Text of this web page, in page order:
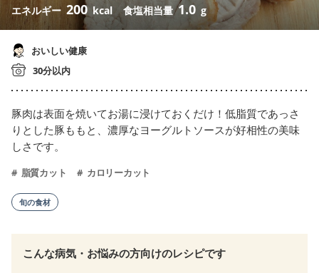
エネルギー 200 kcal 食塩相当量1.0 g
おいしい健康
30分以内
豚肉は表面を焼いてお湯に浸けておくだけ！低脂質であっさ
りとした豚ももと、濃厚なヨーグルトソースが好相性の美味
しさです。
脂質カット カロリーカット
旬の食材
こんな病気・お悩みの方向けのレシピです